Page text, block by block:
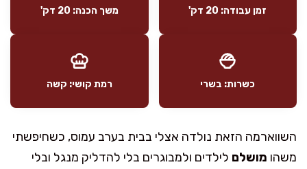
זמן עבודה: 20 דק' משך הכנה: 20 דק'
כשרות: בשרי רמת קושי: קשה
השווארמה הזאת נולדה אצלי בבית בערב עמוס, כשחיפשתי
משהו מושלם לילדים ולמבוגרים בלי להדליק מנגל ובלי